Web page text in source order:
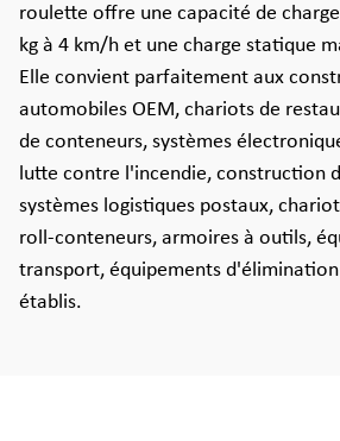
roulette offre une capacité de
kg à 4 km/h et une charge statique
Elle convient parfaitement aux
automobiles OEM, chariots de
de conteneurs, systèmes
lutte contre l'incendie, construction
systèmes logistiques postaux,
roll-conteneurs, armoires à outils,
transport, équipements
établis.